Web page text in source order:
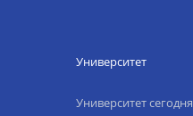
Университет
Университет сегодня